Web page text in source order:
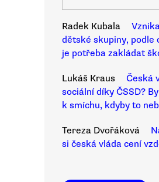
Radek Kubala
dětské skupiny, podle
je potřeba zakládat
Lukáš Kraus
Česká
sociální díky ČSSD?
k smíchu, kdyby to
Tereza Dvořáková
si česká vláda cení